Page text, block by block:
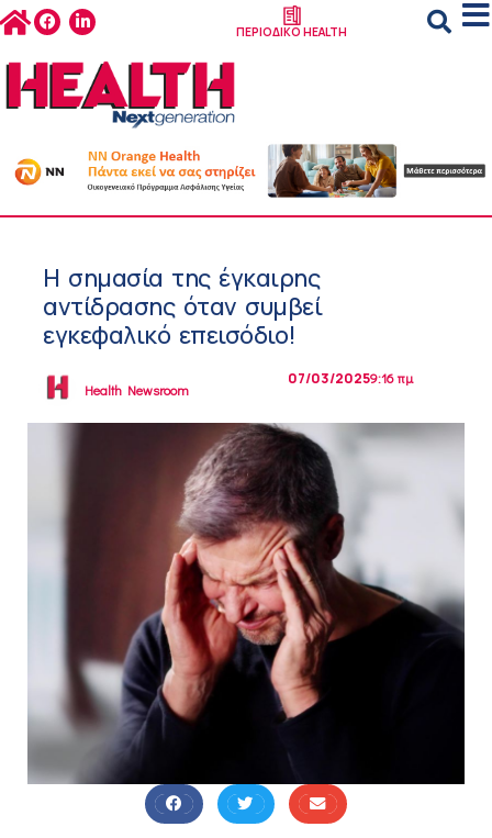
ΠΕΡΙΟΔΙΚΟ HEALTH
Η σημασία της έγκαιρης
αντίδρασης όταν συμβεί
εγκεφαλικό επεισόδιο!
Health Newsroom
07/03/20259:16 πμ